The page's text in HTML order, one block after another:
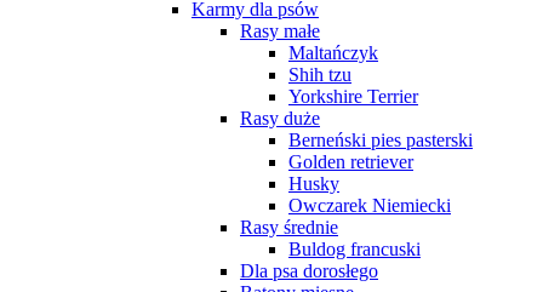
Karmy dla psów
Rasy małe
Maltańczyk
Shih tzu
Yorkshire Terrier
Rasy duże
Berneński pies pasterski
Golden retriever
Husky
Owczarek Niemiecki
Rasy średnie
Buldog francuski
Dla psa dorosłego